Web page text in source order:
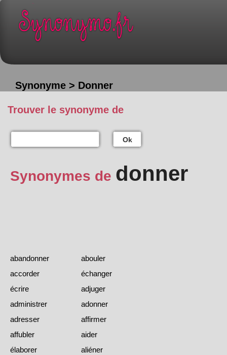
Synonyme > Donner
Trouver le synonyme de
Ok
Synonymes de donner
abandonner
abouler
accorder
échanger
écrire
adjuger
administrer
adonner
adresser
affirmer
affubler
aider
élaborer
aliéner